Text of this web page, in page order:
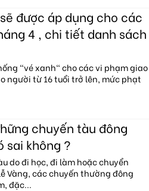
được áp dụng cho các
4 , chi tiết danh sách
"vé xanh" cho các vi phạm giao
người từ 16 tuổi trở lên, mức phạt
chuyến tàu đông
sai không ?
do đi học, đi làm hoặc chuyển
Vàng, các chuyến thường đông
đặc...